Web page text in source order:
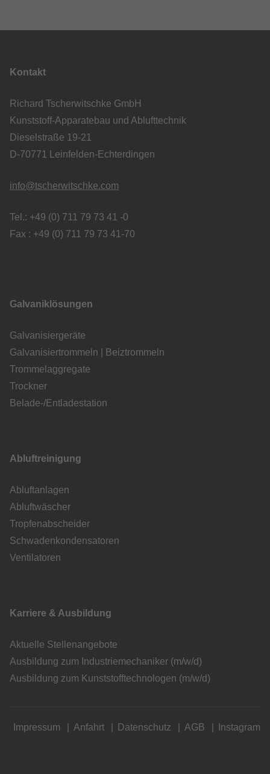
Kontakt
Richard Tscherwitschke GmbH
Kunststoff-Apparatebau und Ablufttechnik
Dieselstraße 19-21
D-70771 Leinfelden-Echterdingen
info@tscherwitschke.com
Tel.: +49 (0) 711 79 73 41 -0
Fax : +49 (0) 711 79 73 41-70
Galvaniklösungen
Galvanisiergeräte
Galvanisiertrommeln | Beiztrommeln
Trommelaggregate
Trockner
Belade-/Entladestation
Abluftreinigung
Abluftanlagen
Abluftwäscher
Tropfenabscheider
Schwadenkondensatoren
Ventilatoren
Karriere & Ausbildung
Aktuelle Stellenangebote
Ausbildung zum Industriemechaniker (m/w/d)
Ausbildung zum Kunststofftechnologen (m/w/d)
Impressum Anfahrt Datenschutz AGB Instagram